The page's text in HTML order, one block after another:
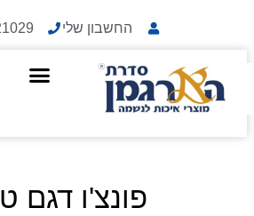
החשבון שלי
פונצ'ו דגם